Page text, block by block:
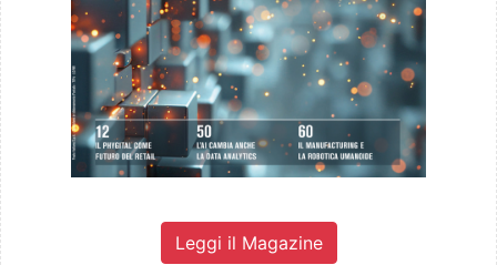
Leggi il Magazine